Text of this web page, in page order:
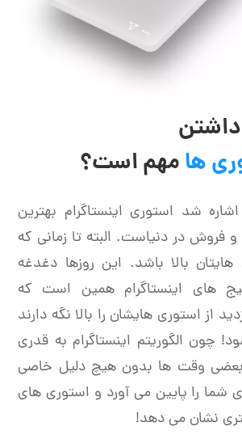
داشتن
هامهم است؟
شد استوری اینستاگرام بهترین
و فروش در دنیاست. البته تا زمانی که
هایتان بالا باشد. این روزها دغدغه
های اینستاگرام همین است که
از استوری هایشان را بالا نگه دارند
چون الگوریتم اینستاگرام به قدری
وقت ها بدون هیچ دلیل خاصی
شما را پایین می آورد و استوری های
نشان می دهد!